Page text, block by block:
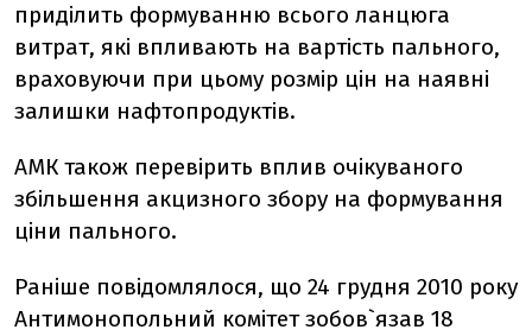
приділить формуванню всього ланцюга
витрат, які впливають на вартість пального,
враховуючи при цьому розмір цін на наявні
залишки нафтопродуктів.
АМК також перевірить вплив очікуваного
збільшення акцизного збору на формування
ціни пального.
Раніше повідомлялося, що 24 грудня 2010 року
Антимонопольний комітет зобов`язав 18